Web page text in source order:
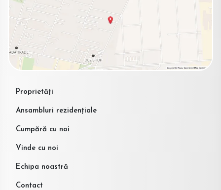
Proprietăți
Ansambluri rezidențiale
Cumpără cu noi
Vinde cu noi
Echipa noastră
Contact